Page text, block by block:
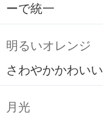
ーで統一
明るいオレンジ
さわやかかわいい
月光